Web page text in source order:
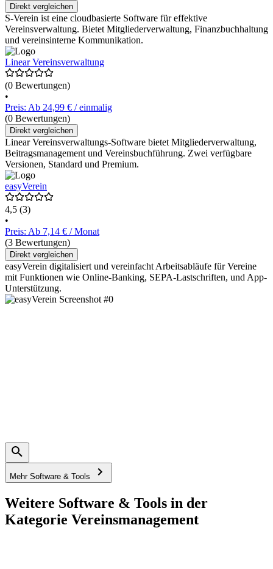
Direkt vergleichen
S-Verein ist eine cloudbasierte Software für effektive
Vereinsverwaltung. Bietet Mitgliederverwaltung, Finanzbuchhaltung
und vereinsinterne Kommunikation.
Linear Vereinsverwaltung
(0 Bewertungen)
•
Preis: Ab 24,99 € / einmalig
(0 Bewertungen)
Direkt vergleichen
Linear Vereinsverwaltungs-Software bietet Mitgliederverwaltung,
Beitragsmanagement und Vereinsbuchführung. Zwei verfügbare
Versionen, Standard und Premium.
easyVerein
4,5 (3)
•
Preis: Ab 7,14 € / Monat
(3 Bewertungen)
Direkt vergleichen
easyVerein digitalisiert und vereinfacht Arbeitsabläufe für Vereine
mit Funktionen wie Online-Banking, SEPA-Lastschriften, und App-
Unterstützung.
Mehr Software & Tools
Weitere Software & Tools in der
Kategorie Vereinsmanagement